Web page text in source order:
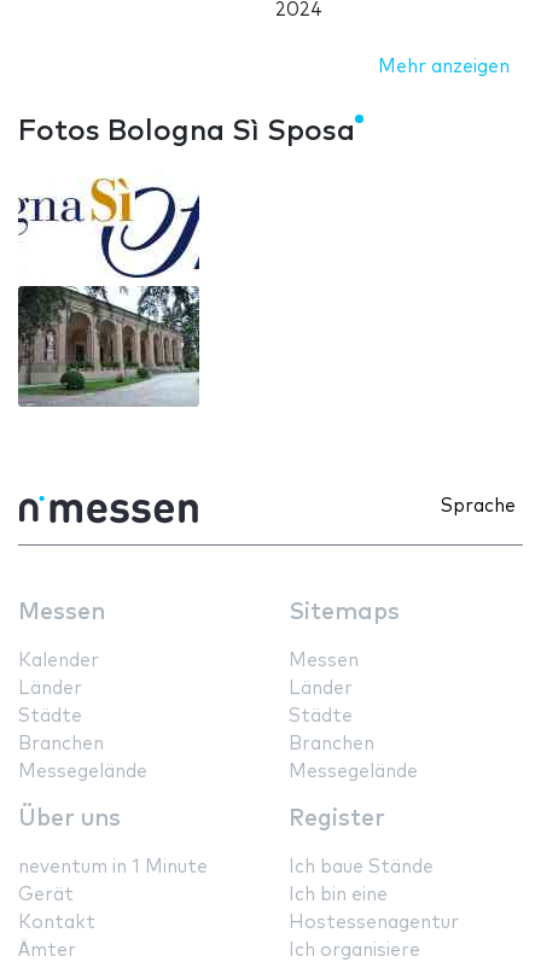
2024
Mehr anzeigen
Fotos Bologna Sì Sposa
Sprache
Messen
Kalender
Länder
Städte
Branchen
Messegelände
Sitemaps
Messen
Länder
Städte
Branchen
Messegelände
Über uns
neventum in 1 Minute
Gerät
Kontakt
Ämter
Register
Ich baue Stände
Ich bin eine
Hostessenagentur
Ich organisiere